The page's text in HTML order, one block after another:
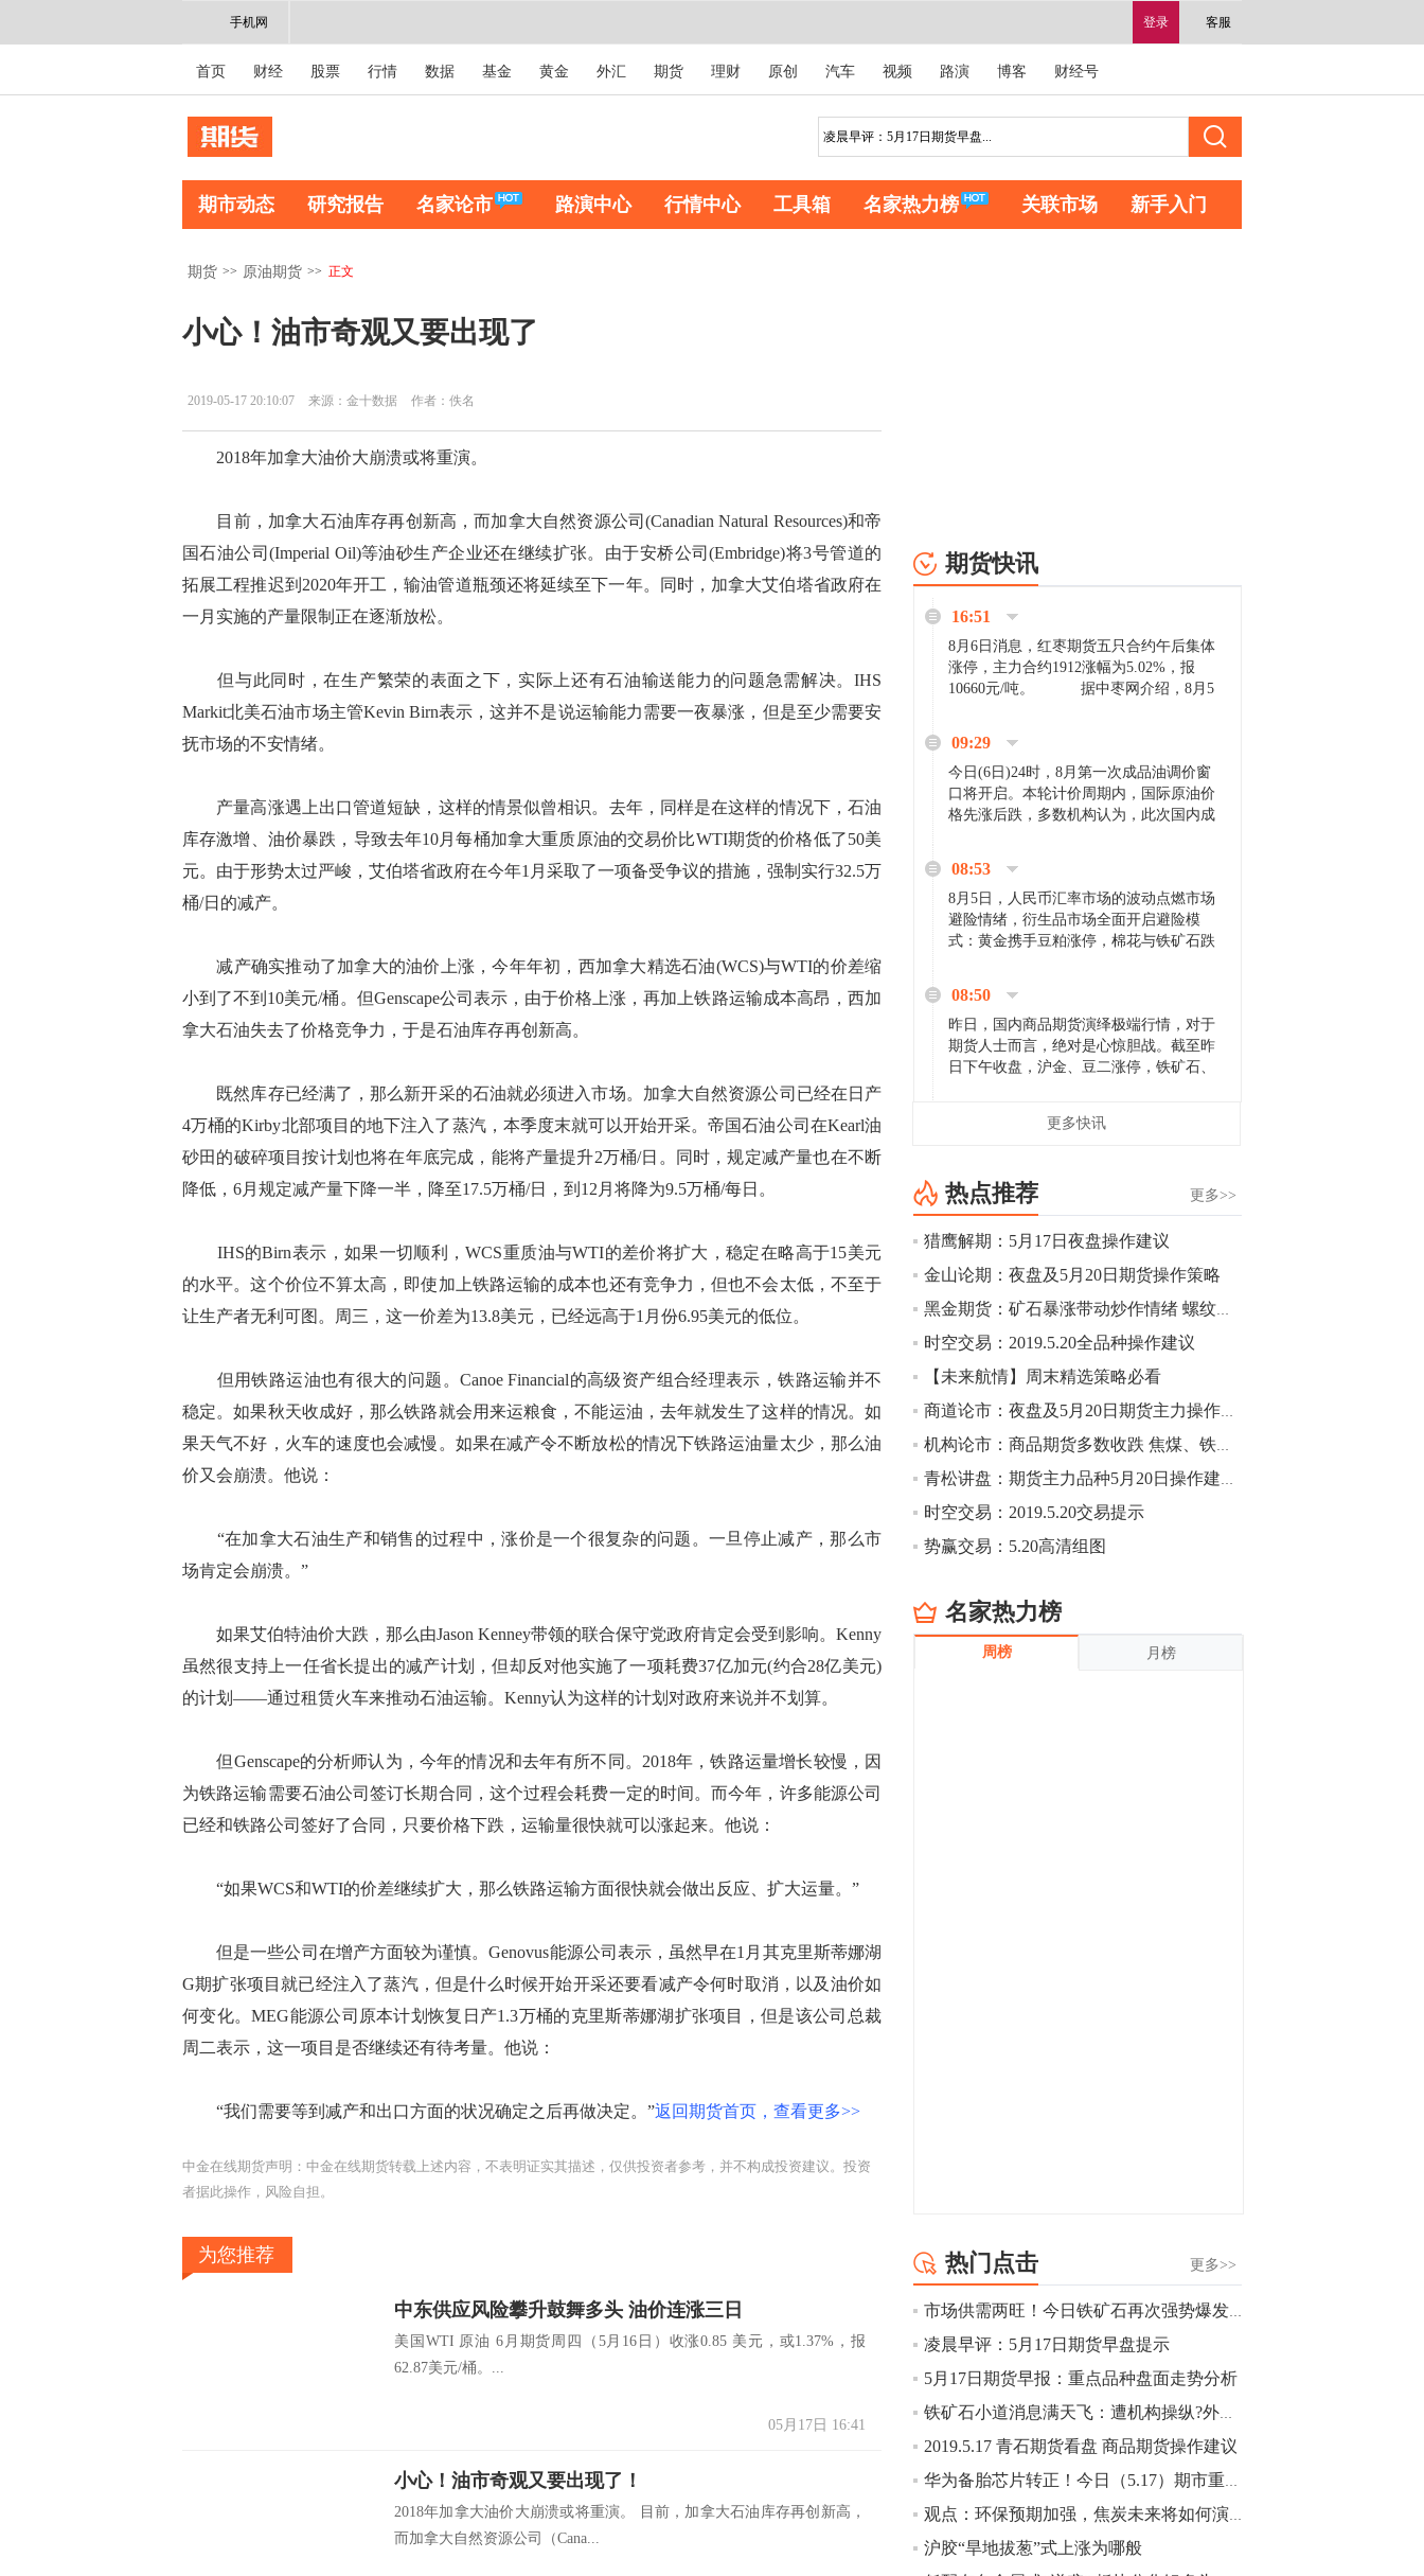
登录 客服
手机网
首页 财经 股票 行情 数据 基金 黄金 外汇 期货 理财 原创 汽车 视频 路演 博客 财经号
期市动态 研究报告 名家论市 路演中心 行情中心 工具箱 名家热力榜 关联市场 新手入门
期货 >> 原油期货 >> 正文
小心！油市奇观又要出现了
2019-05-17 20:10:07 来源：金十数据 作者：佚名
2018年加拿大油价大崩溃或将重演。
目前，加拿大石油库存再创新高，而加拿大自然资源公司(Canadian Natural Resources)和帝
国石油公司(Imperial Oil)等油砂生产企业还在继续扩张。由于安桥公司(Embridge)将3号管道的
拓展工程推迟到2020年开工，输油管道瓶颈还将延续至下一年。同时，加拿大艾伯塔省政府在
一月实施的产量限制正在逐渐放松。
但与此同时，在生产繁荣的表面之下，实际上还有石油输送能力的问题急需解决。IHS
Markit北美石油市场主管Kevin Birn表示，这并不是说运输能力需要一夜暴涨，但是至少需要安
抚市场的不安情绪。
产量高涨遇上出口管道短缺，这样的情景似曾相识。去年，同样是在这样的情况下，石油
库存激增、油价暴跌，导致去年10月每桶加拿大重质原油的交易价比WTI期货的价格低了50美
元。由于形势太过严峻，艾伯塔省政府在今年1月采取了一项备受争议的措施，强制实行32.5万
桶/日的减产。
减产确实推动了加拿大的油价上涨，今年年初，西加拿大精选石油(WCS)与WTI的价差缩
小到了不到10美元/桶。但Genscape公司表示，由于价格上涨，再加上铁路运输成本高昂，西加
拿大石油失去了价格竞争力，于是石油库存再创新高。
既然库存已经满了，那么新开采的石油就必须进入市场。加拿大自然资源公司已经在日产
4万桶的Kirby北部项目的地下注入了蒸汽，本季度末就可以开始开采。帝国石油公司在Kearl油
砂田的破碎项目按计划也将在年底完成，能将产量提升2万桶/日。同时，规定减产量也在不断
降低，6月规定减产量下降一半，降至17.5万桶/日，到12月将降为9.5万桶/每日。
IHS的Birn表示，如果一切顺利，WCS重质油与WTI的差价将扩大，稳定在略高于15美元
的水平。这个价位不算太高，即使加上铁路运输的成本也还有竞争力，但也不会太低，不至于
让生产者无利可图。周三，这一价差为13.8美元，已经远高于1月份6.95美元的低位。
但用铁路运油也有很大的问题。Canoe Financial的高级资产组合经理表示，铁路运输并不
稳定。如果秋天收成好，那么铁路就会用来运粮食，不能运油，去年就发生了这样的情况。如
果天气不好，火车的速度也会减慢。如果在减产令不断放松的情况下铁路运油量太少，那么油
价又会崩溃。他说：
“在加拿大石油生产和销售的过程中，涨价是一个很复杂的问题。一旦停止减产，那么市
场肯定会崩溃。”
如果艾伯特油价大跌，那么由Jason Kenney带领的联合保守党政府肯定会受到影响。Kenny
虽然很支持上一任省长提出的减产计划，但却反对他实施了一项耗费37亿加元(约合28亿美元)
的计划——通过租赁火车来推动石油运输。Kenny认为这样的计划对政府来说并不划算。
但Genscape的分析师认为，今年的情况和去年有所不同。2018年，铁路运量增长较慢，因
为铁路运输需要石油公司签订长期合同，这个过程会耗费一定的时间。而今年，许多能源公司
已经和铁路公司签好了合同，只要价格下跌，运输量很快就可以涨起来。他说：
“如果WCS和WTI的价差继续扩大，那么铁路运输方面很快就会做出反应、扩大运量。”
但是一些公司在增产方面较为谨慎。Genovus能源公司表示，虽然早在1月其克里斯蒂娜湖
G期扩张项目就已经注入了蒸汽，但是什么时候开始开采还要看减产令何时取消，以及油价如
何变化。MEG能源公司原本计划恢复日产1.3万桶的克里斯蒂娜湖扩张项目，但是该公司总裁
周二表示，这一项目是否继续还有待考量。他说：
“我们需要等到减产和出口方面的状况确定之后再做决定。”返回期货首页，查看更多>>
中金在线期货声明：中金在线期货转载上述内容，不表明证实其描述，仅供投资者参考，并不构成投资建议。投资
者据此操作，风险自担。
为您推荐
中东供应风险攀升鼓舞多头 油价连涨三日
美国WTI 原油 6月期货周四（5月16日）收涨0.85 美元，或1.37%，报
62.87美元/桶。...
05月17日 16:41
小心！油市奇观又要出现了！
2018年加拿大油价大崩溃或将重演。 目前，加拿大石油库存再创新高，
而加拿大自然资源公司（Cana...
期货快讯
16:51
8月6日消息，红枣期货五只合约午后集体
涨停，主力合约1912涨幅为5.02%，报
10660元/吨。 据中枣网介绍，8月5
家好货依旧惜售挺...
09:29
今日(6日)24时，8月第一次成品油调价窗
口将开启。本轮计价周期内，国际原油价
格先涨后跌，多数机构认为，此次国内成
08:53
8月5日，人民币汇率市场的波动点燃市场
避险情绪，衍生品市场全面开启避险模
式：黄金携手豆粕涨停，棉花与铁矿石跌
场来看，汇率波动...
08:50
昨日，国内商品期货演绎极端行情，对于
期货人士而言，绝对是心惊胆战。截至昨
日下午收盘，沪金、豆二涨停，铁矿石、
[imgnobrwh] src=...
跌幅达6%，报689.5元/吨，刷新近两个月
低位。
14:20
方正有色研究团队：高度重视贵金属的阶
段性机会。自年初以来沪金上涨16.93%，
立涨势，白银将开启补涨，且涨幅超过黄
金，金银比有望高位回归。
13:55
豆二期货主力合约涨停，涨幅达3.98%，报
CBOT大豆期货市场上涨，11月期约收高
影响，夜盘连粕高位窄幅震荡，建议短线
操作为主。 ...
13:54
8月5日消息，内外盘贵金属强劲走升，沪
金主力合约涨停，涨幅3.99%，报334.00
幅扩大至4.4%。
10:43
【行情】芝加哥11月大豆期货跌0.4%，12
月玉米期货跌1%。
10:43
【行情】油脂油料期货表现抢眼，豆二期
2.5%，棕榈油涨近2%，菜粕涨1.54%。
10:17
【研报精选】国内期货机构对8月5日的原
更多快讯
更多>>
热点推荐
猎鹰解期：5月17日夜盘操作建议
金山论期：夜盘及5月20日期货操作策略
黑金期货：矿石暴涨带动炒作情绪 螺纹钢冲高承压
时空交易：2019.5.20全品种操作建议
【未来航情】周末精选策略必看
商道论市：夜盘及5月20日期货主力操作策略
机构论市：商品期货多数收跌 焦煤、铁矿石等涨幅居前
青松讲盘：期货主力品种5月20日操作建议【利润来袭】
时空交易：2019.5.20交易提示
势赢交易：5.20高清组图
名家热力榜
周榜 月榜
更多>>
热门点击
市场供需两旺！今日铁矿石再次强势爆发涨超5%
凌晨早评：5月17日期货早盘提示
5月17日期货早报：重点品种盘面走势分析
铁矿石小道消息满天飞：遭机构操纵?外矿又停产了?
2019.5.17 青石期货看盘 商品期货操作建议
华为备胎芯片转正！今日（5.17）期市重要事件盘点以及未来事件提醒
观点：环保预期加强，焦炭未来将如何演绎？
沪胶“旱地拔葱”式上涨为哪般